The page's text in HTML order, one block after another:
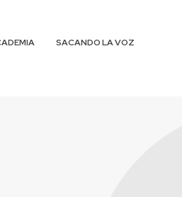
SACANDO LA VOZ